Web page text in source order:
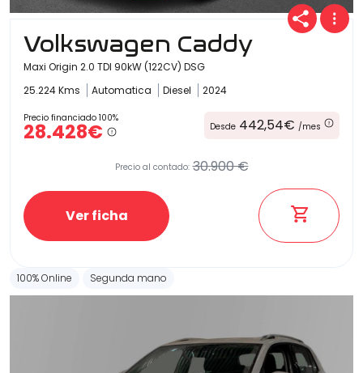
Volkswagen Caddy
Maxi Origin 2.0 TDI 90kW (122CV) DSG
25.224 Kms
Automatica Diesel 2024
Precio financiado 100%
28.428€ Desde 442,54€ /mes
Precio al contado: 30.900 €
Ver ficha
100% Online Segunda mano